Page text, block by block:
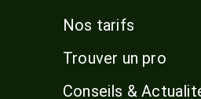
Nos tarifs
Trouver un pro
Conseils &